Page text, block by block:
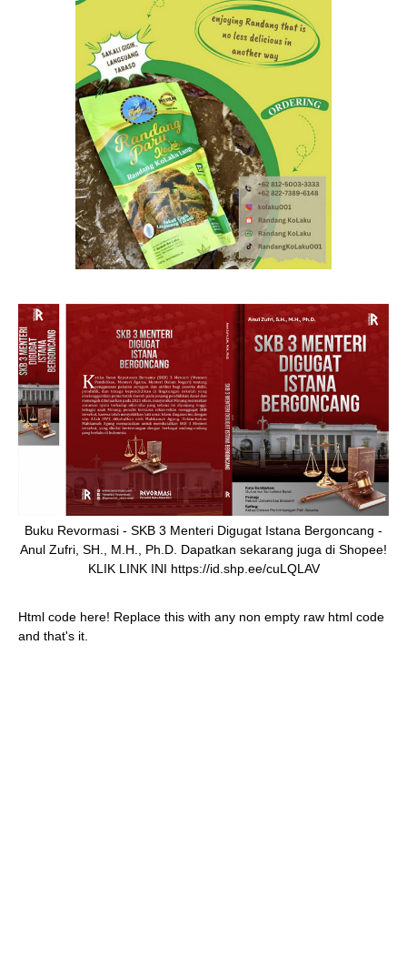
Buku Revormasi - SKB 3 Menteri Digugat Istana Bergoncang -
Anul Zufri, SH., M.H., Ph.D. Dapatkan sekarang juga di Shopee!
KLIK LINK INI https://id.shp.ee/cuLQLAV
Html code here! Replace this with any non empty raw html code
and that's it.